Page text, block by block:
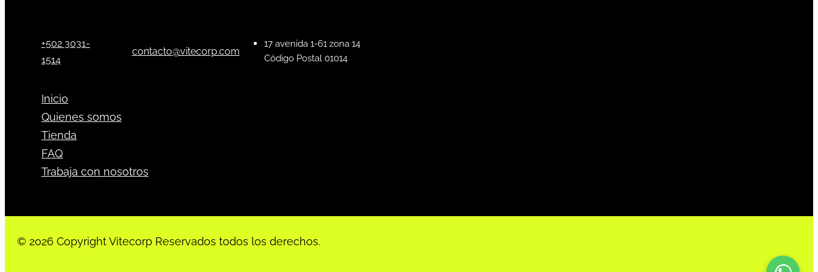
+502 3031-
1514
contacto@vitecorp.com
17 avenida 1-61 zona 14
Código Postal 01014
Inicio
Quienes somos
Tienda
FAQ
Trabaja con nosotros
© 2026 Copyright Vitecorp Reservados todos los derechos.